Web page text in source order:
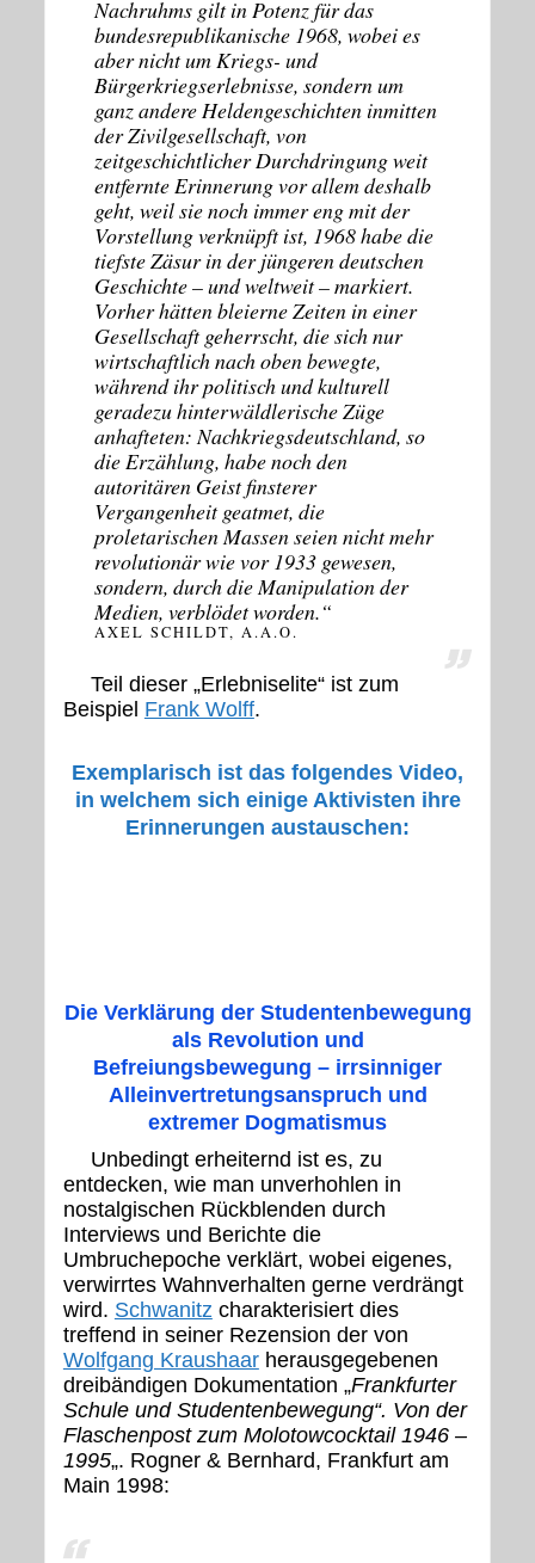
Nachruhms gilt in Potenz für das
bundesrepublikanische 1968, wobei es
aber nicht um Kriegs- und
Bürgerkriegserlebnisse, sondern um
ganz andere Heldengeschichten inmitten
der Zivilgesellschaft, von
zeitgeschichtlicher Durchdringung weit
entfernte Erinnerung vor allem deshalb
geht, weil sie noch immer eng mit der
Vorstellung verknüpft ist, 1968 habe die
tiefste Zäsur in der jüngeren deutschen
Geschichte – und weltweit – markiert.
Vorher hätten bleierne Zeiten in einer
Gesellschaft geherrscht, die sich nur
wirtschaftlich nach oben bewegte,
während ihr politisch und kulturell
geradezu hinterwäldlerische Züge
anhafteten: Nachkriegsdeutschland, so
die Erzählung, habe noch den
autoritären Geist finsterer
Vergangenheit geatmet, die
proletarischen Massen seien nicht mehr
revolutionär wie vor 1933 gewesen,
sondern, durch die Manipulation der
Medien, verblödet worden.“
AXEL SCHILDT, A.A.O.
Teil dieser „Erlebniselite“ ist zum
Beispiel Frank Wolff.
Exemplarisch ist das folgendes Video,
in welchem sich einige Aktivisten ihre
Erinnerungen austauschen:
Die Verklärung der Studentenbewegung
als Revolution und
Befreiungsbewegung – irrsinniger
Alleinvertretungsanspruch und
extremer Dogmatismus
Unbedingt erheiternd ist es, zu
entdecken, wie man unverhohlen in
nostalgischen Rückblenden durch
Interviews und Berichte die
Umbruchepoche verklärt, wobei eigenes,
verwirrtes Wahnverhalten gerne verdrängt
wird. Schwanitzcharakterisiert dies
treffend in seiner Rezension der von
Wolfgang Kraushaarherausgegebenen
dreibändigen Dokumentation „Frankfurter
Schule und Studentenbewegung“. Von der
Flaschenpost zum Molotowcocktail 1946 –
1995„. Rogner & Bernhard, Frankfurt am
Main 1998: